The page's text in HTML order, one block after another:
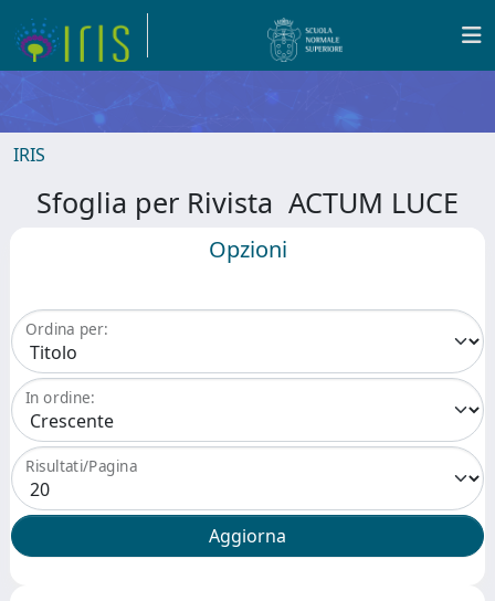
IRIS
Sfoglia per Rivista ACTUM LUCE
Opzioni
Ordina per:
In ordine:
Risultati/Pagina